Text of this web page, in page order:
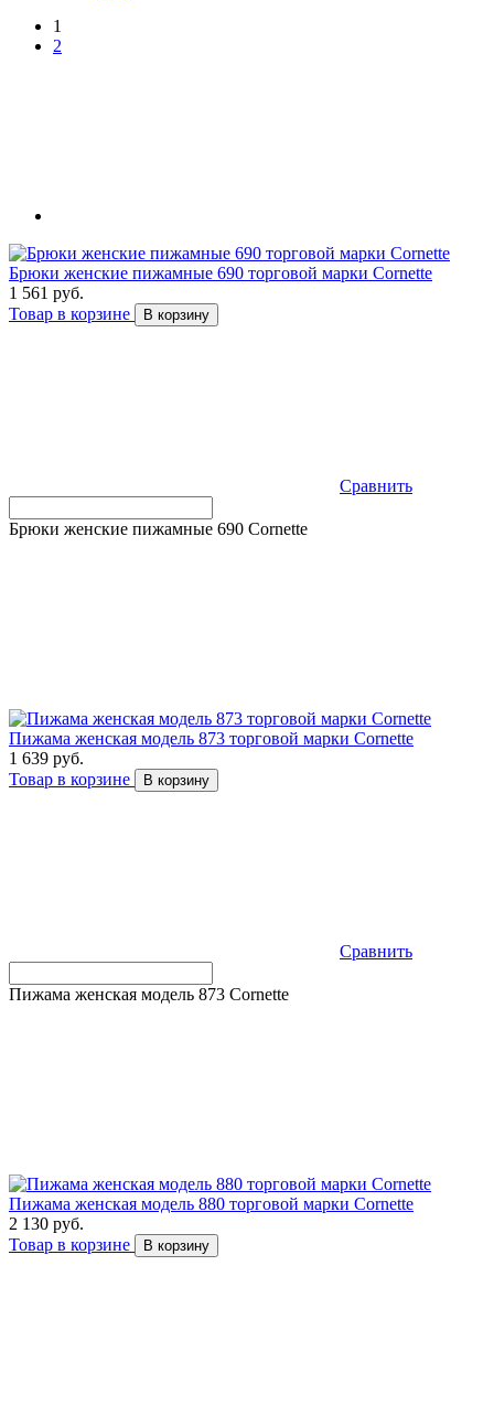
1
2
Брюки женские пижамные 690 торговой марки Cornette
1 561 руб.
Товар в корзине
В корзину
Сравнить
Брюки женские пижамные 690 Cornette
Пижама женская модель 873 торговой марки Cornette
1 639 руб.
Товар в корзине
В корзину
Сравнить
Пижама женская модель 873 Cornette
Пижама женская модель 880 торговой марки Cornette
2 130 руб.
Товар в корзине
В корзину